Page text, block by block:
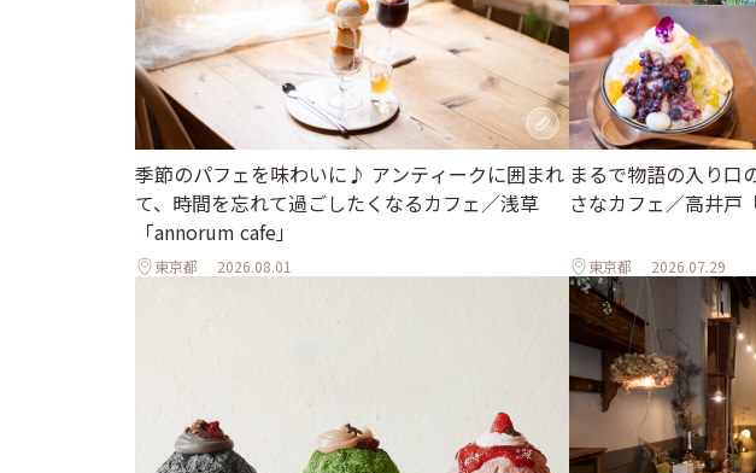
季節のパフェを味わいに♪ アンティークに囲まれ
て、時間を忘れて過ごしたくなるカフェ／浅草
「annorum cafe」
東京都 2026.08.01
まるで物語の入り口
さなカフェ／高井戸
東京都 2026.07.29